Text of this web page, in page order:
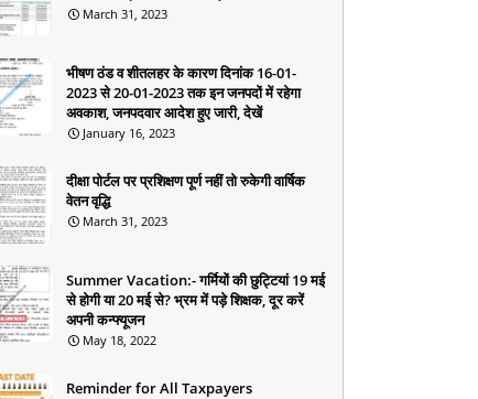
March 31, 2023
भीषण ठंड व शीतलहर के कारण दिनांक 16-01-
2023 से 20-01-2023 तक इन जनपदों में रहेगा
अवकाश, जनपदवार आदेश हुए जारी, देखें
January 16, 2023
दीक्षा पोर्टल पर प्रशिक्षण पूर्ण नहीं तो रुकेगी वार्षिक
वेतन वृद्धि
March 31, 2023
Summer Vacation:- गर्मियों की छुट्टियां 19 मई
से होगी या 20 मई से? भ्रम में पड़े शिक्षक, दूर करें
अपनी कन्फ्यूजन
May 18, 2022
Reminder for All Taxpayers